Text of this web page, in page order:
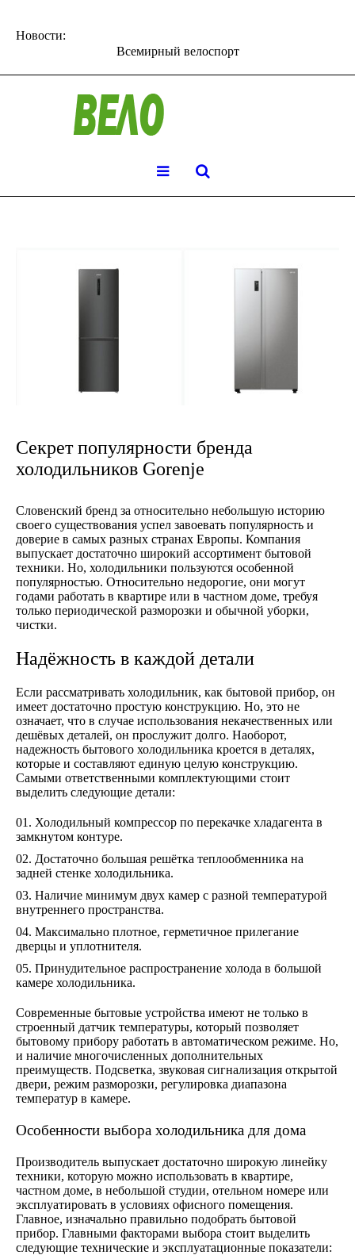
Новости:
Всемирный велоспорт
Секрет популярности бренда
холодильников Gorenje
Словенский бренд за относительно небольшую историю
своего существования успел завоевать популярность и
доверие в самых разных странах Европы. Компания
выпускает достаточно широкий ассортимент бытовой
техники. Но, холодильники пользуются особенной
популярностью. Относительно недорогие, они могут
годами работать в квартире или в частном доме, требуя
только периодической разморозки и обычной уборки,
чистки.
Надёжность в каждой детали
Если рассматривать холодильник, как бытовой прибор, он
имеет достаточно простую конструкцию. Но, это не
означает, что в случае использования некачественных или
дешёвых деталей, он прослужит долго. Наоборот,
надежность бытового холодильника кроется в деталях,
которые и составляют единую целую конструкцию.
Самыми ответственными комплектующими стоит
выделить следующие детали:
Холодильный компрессор по перекачке хладагента в
замкнутом контуре.
Достаточно большая решётка теплообменника на
задней стенке холодильника.
Наличие минимум двух камер с разной температурой
внутреннего пространства.
Максимально плотное, герметичное прилегание
дверцы и уплотнителя.
Принудительное распространение холода в большой
камере холодильника.
Современные бытовые устройства имеют не только в
строенный датчик температуры, который позволяет
бытовому прибору работать в автоматическом режиме. Но,
и наличие многочисленных дополнительных
преимуществ. Подсветка, звуковая сигнализация открытой
двери, режим разморозки, регулировка диапазона
температур в камере.
Особенности выбора холодильника для дома
Производитель выпускает достаточно широкую линейку
техники, которую можно использовать в квартире,
частном доме, в небольшой студии, отельном номере или
эксплуатировать в условиях офисного помещения.
Главное, изначально правильно подобрать бытовой
прибор. Главными факторами выбора стоит выделить
следующие технические и эксплуатационные показатели: